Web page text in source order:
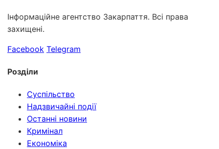
Інформаційне агентство Закарпаття. Всі права
захищені.
Facebook Telegram
Розділи
Суспільство
Надзвичайні події
Останні новини
Кримінал
Економіка